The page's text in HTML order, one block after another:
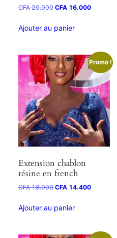
CFA20.000 CFA16.000
Ajouter au panier
Promo !
Extension chablon
résine en french
CFA18.000 CFA14.400
Ajouter au panier